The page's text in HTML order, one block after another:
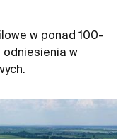
w ponad 100-
odniesienia w